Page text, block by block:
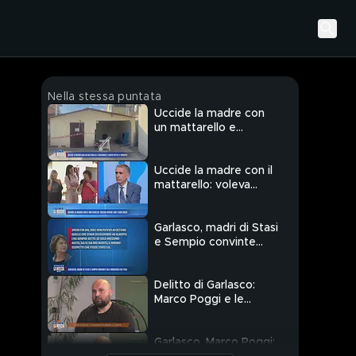
Nella stessa puntata
Uccide la madre con
un mattarello e
Uccide la madre con il
mattarello: voleva
Garlasco, madri di Stasi
e Sempio convinte
Delitto di Garlasco:
Marco Poggi e le
Garlasco, Marco Poggi: